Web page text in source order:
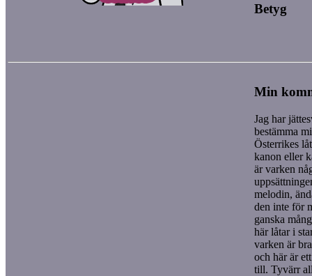
Betyg
Min
Jag har
bestämma
Österrikes
kanon eller
är varken
melodin,
den inte för
ganska
här låtar i
varken är
och här är
till. Tyvärr